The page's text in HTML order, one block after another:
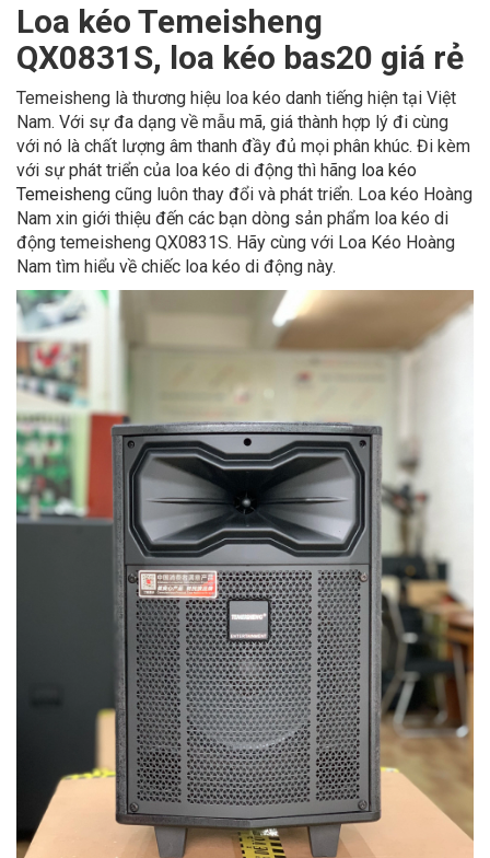
Loa kéo Temeisheng
QX0831S, loa kéo bas20 giá rẻ
Temeisheng là thương hiệu loa kéo danh tiếng hiện tại Việt
Nam. Với sự đa dạng về mẫu mã, giá thành hợp lý đi cùng
với nó là chất lượng âm thanh đầy đủ mọi phân khúc. Đi kèm
với sự phát triển của loa kéo di động thì hãng loa kéo
Temeisheng cũng luôn thay đổi và phát triển. Loa kéo Hoàng
Nam xin giới thiệu đến các bạn dòng sản phẩm loa kéo di
động temeisheng QX0831S. Hãy cùng với Loa Kéo Hoàng
Nam tìm hiểu về chiếc loa kéo di động này.